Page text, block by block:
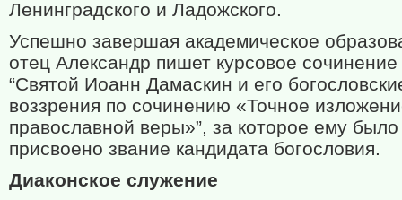
Ленинградского и Ладожского.
Успешно завершая академическое
отец Александр пишет курсовое
“Святой Иоанн Дамаскин и его
воззрения по сочинению «Точное
православной веры»”, за которое ему было
присвоено звание кандидата богословия.
Диаконское служение